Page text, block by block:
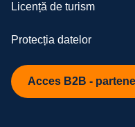
Licență de turism
Protecția datelor
Acces B2B -